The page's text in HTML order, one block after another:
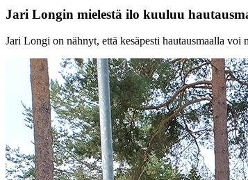
Jari Longin mielestä ilo kuuluu
Jari Longi on nähnyt, että kesäpesti hautausmaalla